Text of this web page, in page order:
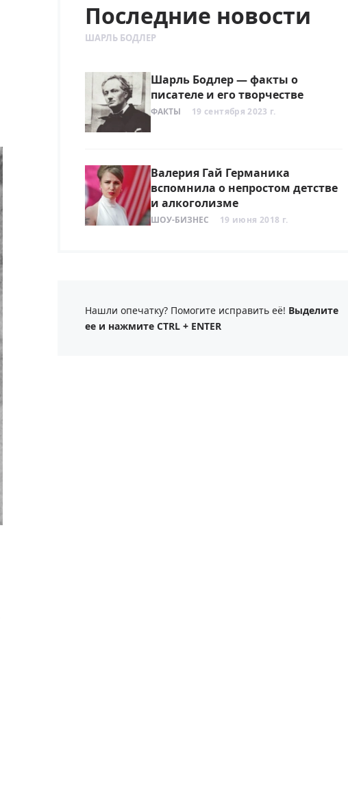
Последние новости
ШАРЛЬ БОДЛЕР
Шарль Бодлер — факты о
писателе и его творчестве
ФАКТЫ 19 сентября 2023 г.
Валерия Гай Германика
вспомнила о непростом детстве
и алкоголизме
ШОУ-БИЗНЕС 19 июня 2018 г.
Нашли опечатку? Помогите исправить её! Выделите
ее и нажмите CTRL + ENTER